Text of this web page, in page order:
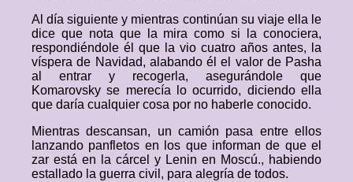
Al día siguiente y mientras continúan su viaje ella le
dice que nota que la mira como si la conociera,
respondiéndole él que la vio cuatro años antes, la
víspera de Navidad, alabando él el valor de Pasha
al entrar y recogerla, asegurándole que
Komarovsky se merecía lo ocurrido, diciendo ella
que daría cualquier cosa por no haberle conocido.
Mientras descansan, un camión pasa entre ellos
lanzando panfletos en los que informan de que el
zar está en la cárcel y Lenin en Moscú., habiendo
estallado la guerra civil, para alegría de todos.